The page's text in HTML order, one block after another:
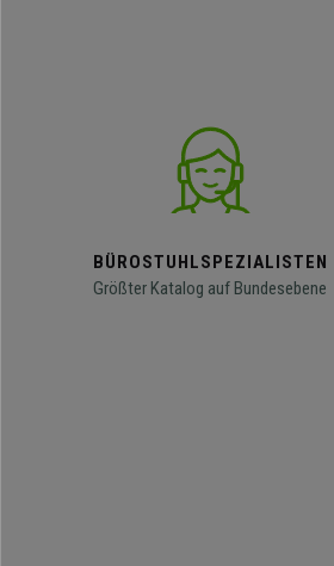
BÜROSTUHLSPEZIALISTEN
Größter Katalog auf Bundesebene